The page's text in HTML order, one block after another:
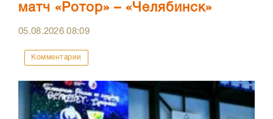
матч «Ротор» – «Челябинск»
05.08.202608:09
Комментарии